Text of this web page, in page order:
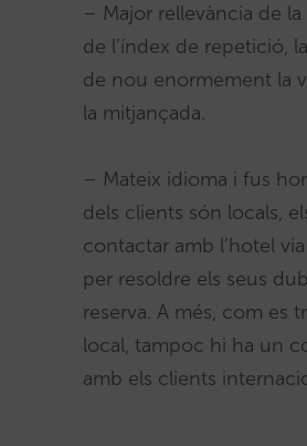
– Major rellevància de
de l’índex de repetició,
de nou enormement la
la mitjançada.
– Mateix idioma i fus
dels clients són locals,
contactar amb l’hotel
per resoldre els seus
reserva. A més, com es
local, tampoc hi ha un
amb els clients